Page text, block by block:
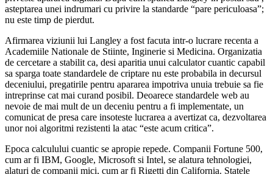
asteptarea unei indrumari cu privire la standarde “pare periculoasa”;
nu este timp de pierdut.
Afirmarea viziunii lui Langley a fost facuta intr-o lucrare recenta a
Academiile Nationale de Stiinte, Inginerie si Medicina. Organizatia
de cercetare a stabilit ca, desi aparitia unui calculator cuantic capabil
sa sparga toate standardele de criptare nu este probabila in decursul
deceniului, pregatirile pentru apararea impotriva unuia trebuie sa fie
intreprinse cat mai curand posibil. Deoarece standardele web au
nevoie de mai mult de un deceniu pentru a fi implementate, un
comunicat de presa care insoteste lucrarea a avertizat ca, dezvoltarea
unor noi algoritmi rezistenti la atac “este acum critica”.
Epoca calculului cuantic se apropie repede. Companii Fortune 500,
cum ar fi IBM, Google, Microsoft si Intel, se alatura tehnologiei,
alaturi de companii mici, cum ar fi Rigetti din California. Statele